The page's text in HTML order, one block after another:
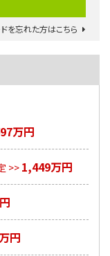
を忘れた方はこちら
万円
>>1,449万円
円